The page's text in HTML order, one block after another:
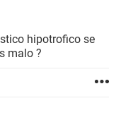
hipotrofico se
malo ?